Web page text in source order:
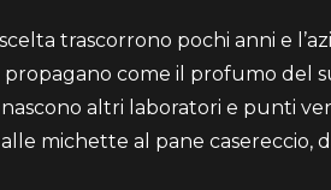
trascorrono pochi anni e
propagano come il profumo del
altri laboratori e punti
michette al pane casereccio,